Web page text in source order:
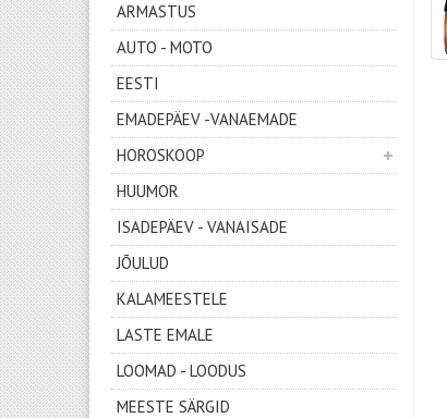
ARMASTUS
AUTO - MOTO
EESTI
EMADEPÄEV -VANAEMADE
HOROSKOOP
HUUMOR
ISADEPÄEV - VANAISADE
JÕULUD
KALAMEESTELE
LASTE EMALE
LOOMAD - LOODUS
MEESTE SÄRGID